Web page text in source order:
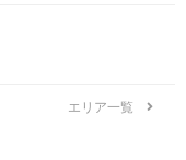
エリア一覧